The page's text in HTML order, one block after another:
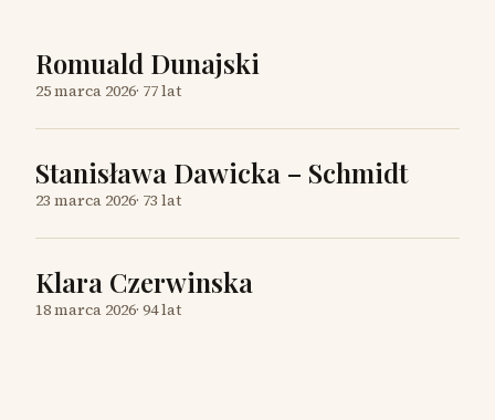
Romuald Dunajski
25 marca 2026· 77 lat
Stanisława Dawicka – Schmidt
23 marca 2026· 73 lat
Klara Czerwinska
18 marca 2026· 94 lat